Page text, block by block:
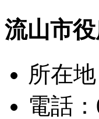
流山市
所在
電話